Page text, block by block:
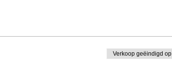
Verkoop geëindigd op